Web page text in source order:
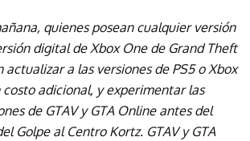
quienes posean cualquier versión
digital de Xbox One de Grand Theft
actualizar a las versiones de PS5 o Xbox
costo adicional, y experimentar las
de GTAV y GTA Online antes del
Golpe al Centro Kortz. GTAV y GTA